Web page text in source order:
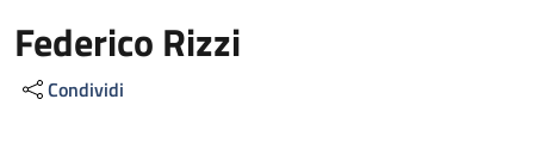
Federico Rizzi
Condividi